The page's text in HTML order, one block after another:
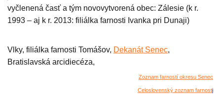
vyčlenená časť a tým novovytvorená obec: Zálesie (k r.
1993 – aj k r. 2013: filiálka farnosti Ivanka pri Dunaji)
Vlky, filiálka farnosti Tomášov, Dekanát Senec,
Bratislavská arcidiecéza,
Zoznam farností okresu Senec
Celoslovenský zoznam farnosti